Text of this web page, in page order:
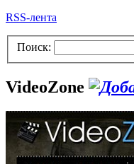
RSS-лента
Поиск:
VideoZone